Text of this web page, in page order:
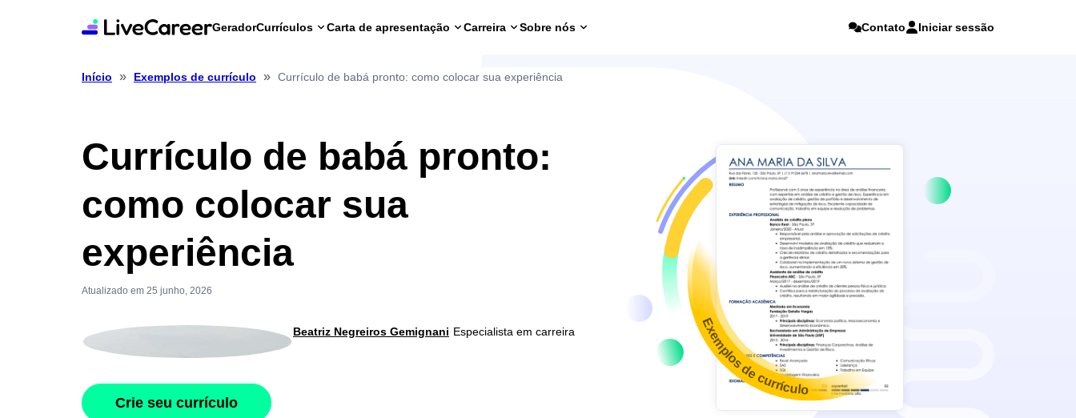
GeradorCurrículos Carta de apresentação Carreira Sobre nós Contato Iniciar sessão
Início » Exemplos de currículo » Currículo de babá pronto: como colocar sua experiência
Currículo de babá pronto:
como colocar sua
experiência
Atualizado em 25 junho, 2026
Beatriz Negreiros Gemignani Especialista em carreira
Crie seu currículo
Exemplos de currículo